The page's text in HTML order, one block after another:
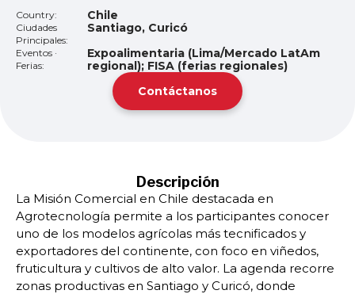
Country: Chile
Ciudades
Principales:
Santiago, Curicó
Eventos ·
Ferias:
Expoalimentaria (Lima/Mercado LatAm
regional); FISA (ferias regionales)
Contáctanos
Descripción
La Misión Comercial en Chile destacada en
Agrotecnología permite a los participantes conocer
uno de los modelos agrícolas más tecnificados y
exportadores del continente, con foco en viñedos,
fruticultura y cultivos de alto valor. La agenda recorre
zonas productivas en Santiago y Curicó, donde